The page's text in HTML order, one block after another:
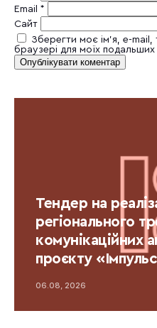
Email *
Сайт
Зберегти моє ім'я, e-
браузері для моїх подальших
Тендер на
регіонального
комунікаційних
проєкту
06.08, 2026